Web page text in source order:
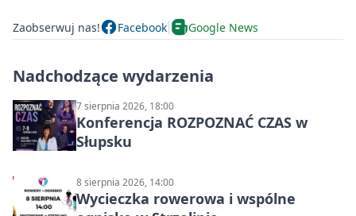
Zaobserwuj nas! Facebook Google News
Nadchodzące wydarzenia
7 sierpnia 2026, 18:00
Konferencja ROZPOZNAĆ CZAS w
Słupsku
8 sierpnia 2026, 14:00
Wycieczka rowerowa i wspólne